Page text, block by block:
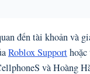
đến tài khoản và
Roblox Support
và Hoàng